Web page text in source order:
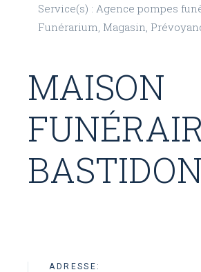
Service(s) : Agence pompes
Funérarium, Magasin,
MAISON
BASTIDON
ADRESSE: